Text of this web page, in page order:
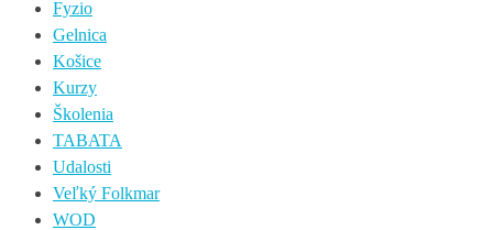
Fyzio
Gelnica
Košice
Kurzy
Školenia
TABATA
Udalosti
Veľký Folkmar
WOD